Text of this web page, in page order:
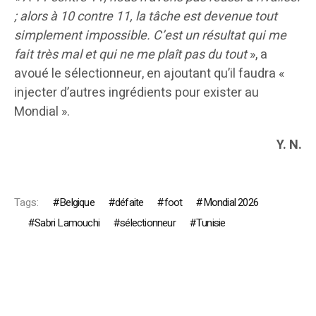
; alors à 10 contre 11, la tâche est devenue tout
simplement impossible. C’est un résultat qui me
fait très mal et qui ne me plaît pas du tout», a
avoué le sélectionneur, en ajoutant qu’il faudra «
injecter d’autres ingrédients pour exister au
Mondial ».
Y. N.
Tags: Belgique défaite foot
Mondial 2026
Sabri Lamouchi
sélectionneur Tunisie